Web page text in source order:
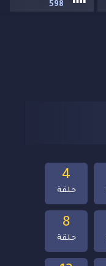
598
8
حلقة
4
حلقة